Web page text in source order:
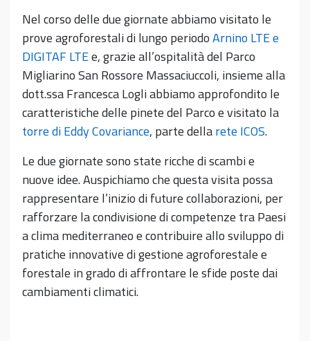
Nel corso delle due giornate abbiamo visitato le
prove agroforestali di lungo periodoArnino LTE e
DIGITAF LTEe, grazie all’ospitalità del Parco
Migliarino San Rossore Massaciuccoli, insieme alla
dott.ssa Francesca Logli abbiamo approfondito le
caratteristiche delle pinete del Parco e visitato la
torre di Eddy Covariance, parte dellarete ICOS.
Le due giornate sono state ricche di scambi e
nuove idee. Auspichiamo che questa visita possa
rappresentare l’inizio di future collaborazioni, per
rafforzare la condivisione di competenze tra Paesi
a clima mediterraneo e contribuire allo sviluppo di
pratiche innovative di gestione agroforestale e
forestale in grado di affrontare le sfide poste dai
cambiamenti climatici.